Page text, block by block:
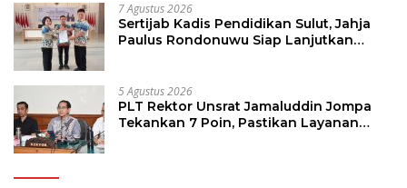
7 Agustus 2026
Sertijab Kadis Pendidikan Sulut, Jahja
Paulus Rondonuwu Siap Lanjutkan
5 Agustus 2026
PLT Rektor Unsrat Jamaluddin Jompa
Tekankan 7 Poin, Pastikan Layanan